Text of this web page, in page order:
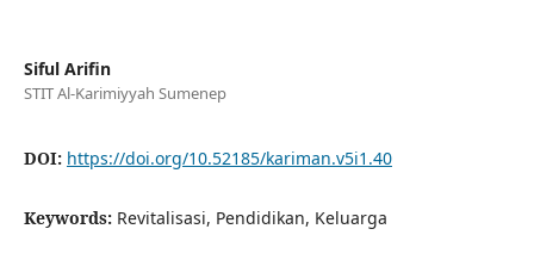
Siful Arifin
STIT Al-Karimiyyah Sumenep
DOI: https://doi.org/10.52185/kariman.v5i1.40
Keywords: Revitalisasi, Pendidikan, Keluarga